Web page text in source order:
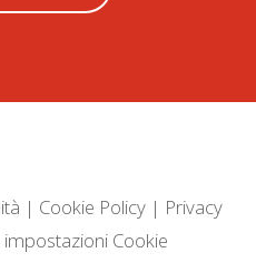
| Cookie Policy| Privacy
impostazioni Cookie